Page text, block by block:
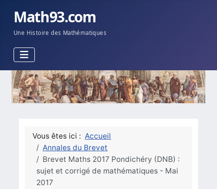
Math93.com
Une Histoire des Mathématiques
Vous êtes ici : Accueil
Annales du Brevet
Brevet Maths 2017 Pondichéry (DNB) :
sujet et corrigé de mathématiques - Mai
2017